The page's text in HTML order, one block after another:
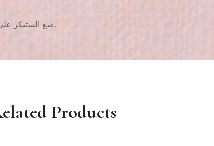
– ضع الستيكر على أظافرك في المكان المطلوب ثم ضعى طبقتين من الطلاء الشفاف على الستيكر.
Products